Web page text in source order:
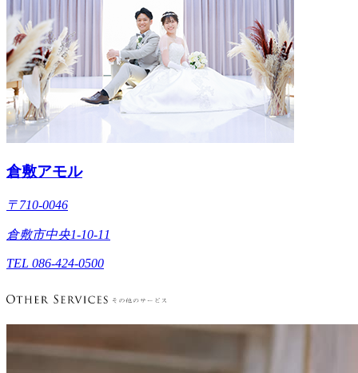
倉敷アモル
〒710-0046
倉敷市中央1-10-11
TEL 086-424-0500